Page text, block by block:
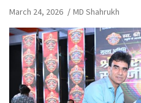
March 24, 2026 MD Shahrukh